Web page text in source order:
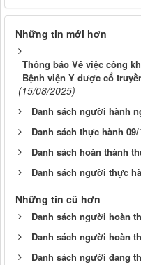
Những tin mới hơn
Thông báo Về việc công
Bệnh viện Y dược cổ
(15/08/2025)
Danh sách người hành
Danh sách thực hành 09/
Danh sách hoàn thành
Danh sách người thực
Những tin cũ hơn
Danh sách người hoàn
Danh sách người hoàn
Danh sách người đang